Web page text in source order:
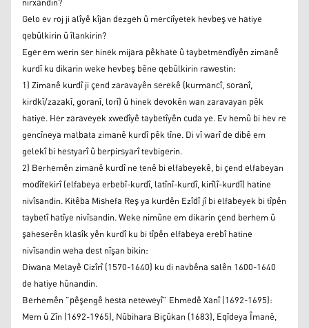
Gelo ev roj ji alîyê kîjan dezgeh û merciîyetek hevbeş ve hatiye
qebûlkirin û îlankirin?
Eger em werin ser hinek mijara pêkhate û taybetmendîyên zimanê
kurdî ku dikarin weke hevbeş bêne qebûlkirin rawestin:
1) Zimanê kurdî ji çend zaravayên serekê (kurmancî, soranî,
kirdkî/zazakî, goranî, lorî) û hinek devokên wan zaravayan pêk
hatiye. Her zaraveyek xwedîyê taybetîyên cuda ye. Ev hemû bi hev re
gencîneya malbata zimanê kurdî pêk tîne. Di vî warî de dibê em
gelekî bi hestyarî û berpirsyarî tevbigerin.
2) Berhemên zimanê kurdî ne tenê bi elfabeyekê, bi çend elfabeyan
modîfekirî (elfabeya erbebî-kurdî, latînî-kurdî, kirîlî-kurdî) hatine
nivîsandin. Kitêba Mishefa Reş ya kurdên Ezîdî jî bi elfabeyek bi tîpên
taybetî hatîye nivîsandin. Weke nimûne em dikarin çend berhem û
şaheserên klasîk yên kurdî ku bi tîpên elfabeya erebî hatine
nivîsandin weha dest nîşan bikin:
Diwana Melayê Cizîrî (1570-1640) ku di navbêna salên 1600-1640
de hatiye hûnandin.
Berhemên ”pêşengê hesta neteweyî” Ehmedê Xanî (1692-1695):
Mem û Zîn (1692-1965), Nûbihara Biçûkan (1683), Eqîdeya Îmanê,